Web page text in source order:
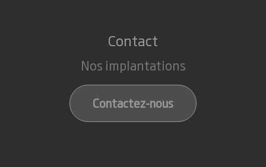
Contact
Nos implantations
Contactez-nous